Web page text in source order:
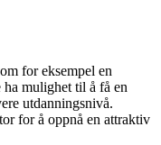
for eksempel en
mulighet til å få en
utdanningsnivå.
for å oppnå en attraktiv